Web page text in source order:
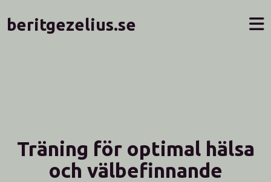
beritgezelius.se
Träning för optimal hälsa
och välbefinnande